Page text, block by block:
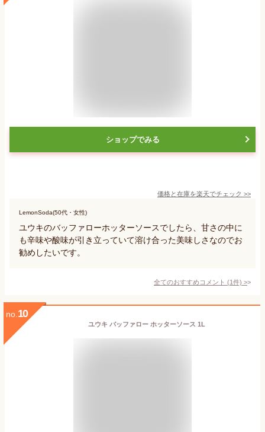
ショップでみる
価格と在庫を楽天でチェック >>
LemonSoda(50代・女性)
ユウキのバッファローホッターソースでしたら、甘さの中に
も辛味や酸味が引き立っていて溶け合った美味しさなのでお
勧めしたいです。
全てのおすすめコメント (1件) >
no. 10
ユウキ バッファロー ホッターソース 1L